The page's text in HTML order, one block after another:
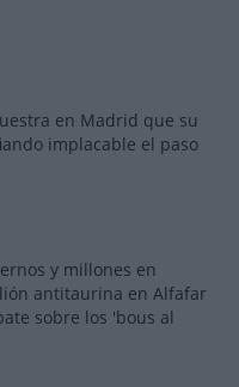
en Madrid que su
implacable el paso
y millones en
antitaurina en Alfafar
sobre los 'bous al